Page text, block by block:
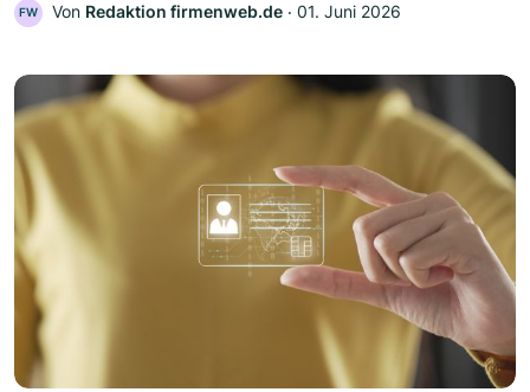
FW Von Redaktion firmenweb.de ‧ 01. Juni 2026